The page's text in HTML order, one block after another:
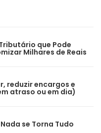
que Pode
Milhares de Reais
reduzir encargos e
atraso ou em dia)
se Torna Tudo